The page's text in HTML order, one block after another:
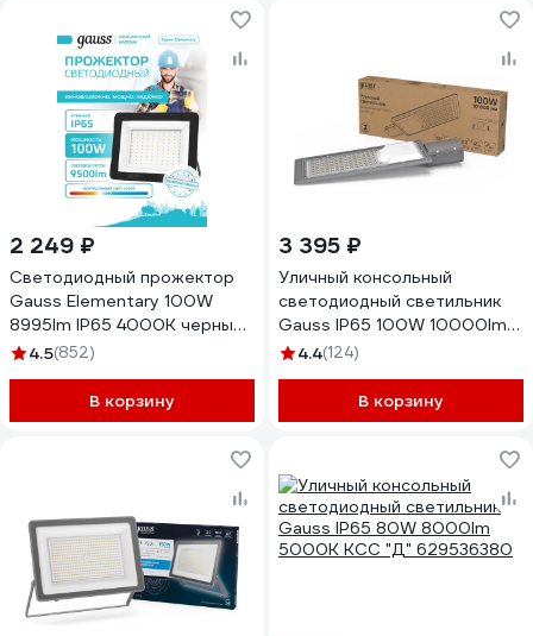
2 249 ₽
Светодиодный прожектор
Gauss Elementary 100W
8995lm IP65 4000К черный
613100110
4.5(852)
В корзину
3 395 ₽
Уличный консольный
светодиодный светильник
Gauss IP65 100W 10000lm
4000K КСС "Ш" 629534200
4.4(124)
В корзину